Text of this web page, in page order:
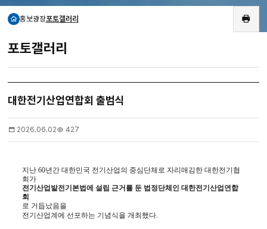
홈홍보광장포토갤러리
인
쇄
포토갤러리
대한전기산업연합회 출범식
2026.06.02 427
지난 60년간 대한민국 전기산업의 중심단체로 자리매김한 대한전기협
회가
전기산업발전기본법에 설립 근거를 둔 법정단체인 대한전기산업연합
회
로 거듭났음을
전기산업계에 선포하는 기념식을 개최했다.